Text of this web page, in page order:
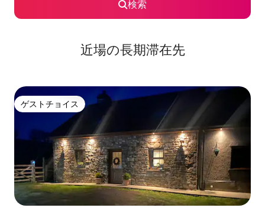
検索
近場の長期滞在先
ゲストチョイス
ゲストチョイス